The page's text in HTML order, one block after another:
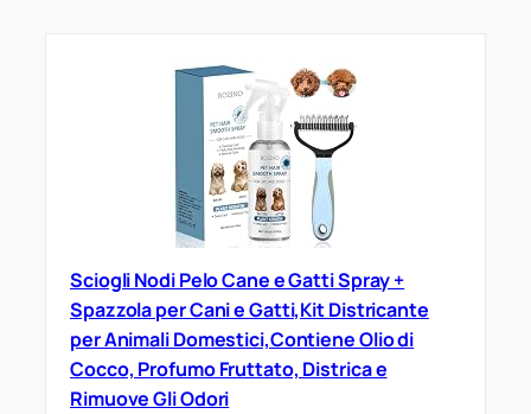
Sciogli Nodi Pelo Cane e Gatti Spray +
Spazzola per Cani e Gatti,Kit Districante
per Animali Domestici,Contiene Olio di
Cocco, Profumo Fruttato, Districa e
Rimuove Gli Odori